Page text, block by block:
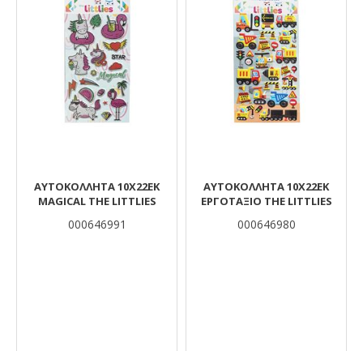
ΑΥΤΟΚΟΛΛΗΤΑ 10X22EK
MAGICAL THE LITTLIES
000646991
ΑΥΤΟΚΟΛΛΗΤΑ 10X22EK
ΕΡΓΟΤΑΞΙΟ THE LITTLIES
000646980